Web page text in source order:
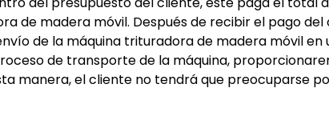
de madera móvil. Después de recibir el pago del
de la máquina trituradora de madera móvil en
de transporte de la máquina,
manera, el cliente no tendrá que preocuparse